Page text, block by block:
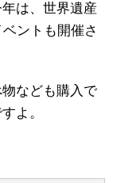
は、世界遺産
ントも開催さ
なども購入で
よ。